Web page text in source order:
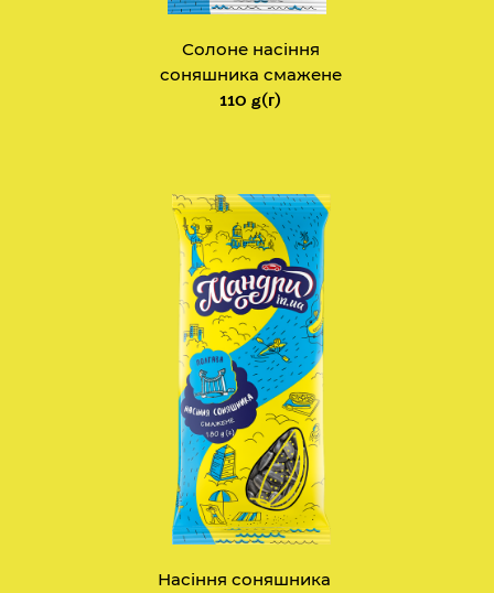
Насіння соняшника
Солоне насіння
соняшника смажене
110 g(г)